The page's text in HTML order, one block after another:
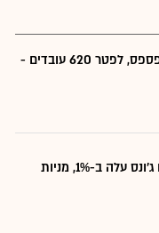
מייסדי מאנדיי מציגים: לגייס, לפספס, לפטר 620 עובדים -
נעילה מעורבת בוול סטריט, דאו ג'ונס עלה ב-1%, מניות